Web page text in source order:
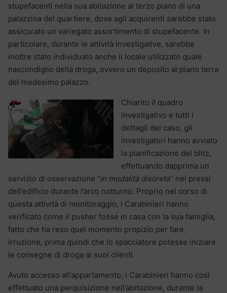
stupefacenti nella sua abitazione al terzo piano di una
palazzina del quartiere, dove agli acquirenti sarebbe stato
assicurato un variegato assortimento di stupefacente. In
particolare, durante le attività investigative, sarebbe
inoltre stato individuato anche il locale utilizzato quale
nascondiglio della droga, ovvero un deposito al piano terra
del medesimo palazzo.
Chiarito il quadro
investigativo e tutti i
dettagli del caso, gli
investigatori hanno avviato
la pianificazione del blitz,
effettuando dapprima un
servizio di osservazione “in modalità discreta” nei pressi
dell’edificio durante l’arco notturno. Proprio nel corso di
questa attività di monitoraggio, i Carabinieri hanno
verificato come il pusher fosse in casa con la sua famiglia,
fatto che ha reso quel momento propizio per fare
irruzione, prima quindi che lo spacciatore potesse iniziare
le consegne di droga ai suoi clienti.
Avuto accesso all’appartamento, i Carabinieri hanno così
effettuato una perquisizione nell’abitazione, durante la